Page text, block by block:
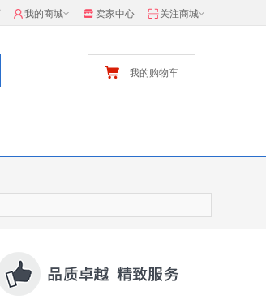
我的商城 卖家中心 关注商城
我的购物车